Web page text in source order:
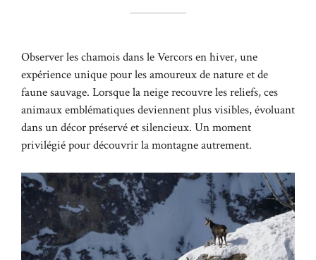
Observer les chamois dans le Vercors en hiver, une
expérience unique pour les amoureux de nature et de
faune sauvage. Lorsque la neige recouvre les reliefs, ces
animaux emblématiques deviennent plus visibles, évoluant
dans un décor préservé et silencieux. Un moment
privilégié pour découvrir la montagne autrement.